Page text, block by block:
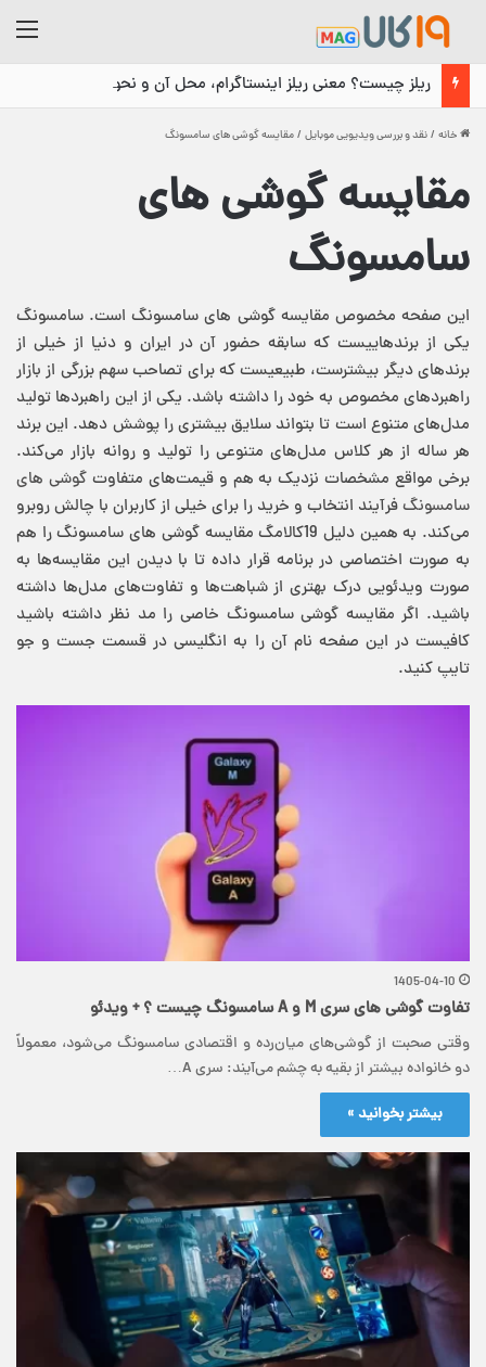
ریلز چیست؟ معنی ریلز اینستاگرام، محل آن و نحوه استفاده
خانه /نقد و بررسی ویدیویی موبایل /مقایسه گوشی های سامسونگ
مقایسه گوشی های
سامسونگ
این صفحه مخصوص مقایسه گوشی های سامسونگ است. سامسونگ
یکی از برندهاییست که سابقه حضور آن در ایران و دنیا از خیلی از
برندهای دیگر بیشترست، طبیعیست که برای تصاحب سهم بزرگی از بازار
راهبردهای مخصوص به خود را داشته باشد. یکی از این راهبردها تولید
مدل‌های متنوع است تا بتواند سلایق بیشتری را پوشش دهد. این برند
هر ساله از هر کلاس مدل‌های متنوعی را تولید و روانه بازار می‌کند.
برخی مواقع مشخصات نزدیک به هم و قیمت‌های متفاوتگوشی های
سامسونگفرآیند انتخاب و خرید را برای خیلی از کاربران با چالش روبرو
می‌کند. به همین دلیل 19کالامگ مقایسه گوشی های سامسونگ را هم
به صورت اختصاصی در برنامه قرار داده تا با دیدن این مقایسه‌ها به
صورت ویدئویی درک بهتری از شباهت‌ها و تفاوت‌های مدل‌ها داشته
باشید. اگر مقایسه گوشی سامسونگ خاصی را مد نظر داشته باشید
کافیست در این صفحه نام آن را به انگلیسی در قسمت جست و جو
تایپ کنید.
1405-04-10
تفاوت گوشی های سری M و A سامسونگ چیست ؟ + ویدئو
وقتی صحبت از گوشی‌های میان‌رده و اقتصادی سامسونگ می‌شود، معمولاً
دو خانواده بیشتر از بقیه به چشم می‌آیند: سری A…
بیشتر بخوانید »